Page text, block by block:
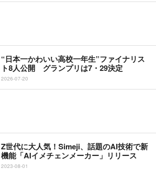
“日本一かわいい高校一年生”ファイナリス
ト8人公開 グランプリは7・29決定
2026-07-20
Z世代に大人気！Simeji、話題のAI技術で新
機能「AIイメチェンメーカー」リリース
2023-08-01